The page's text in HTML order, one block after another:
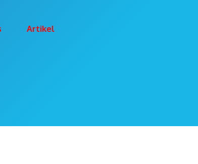
Artikel